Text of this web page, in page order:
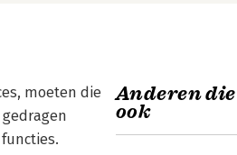
moeten die
Anderen
ook